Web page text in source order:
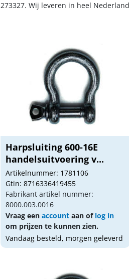
273327. Wij leveren in heel
Harpsluiting 600-16E
handelsuitvoering v...
Artikelnummer: 1781106
Gtin: 8716336419455
Fabrikant artikel nummer:
8000.003.0016
Vraag een accountaan of log in
om prijzen te kunnen zien.
Vandaag besteld, morgen geleverd